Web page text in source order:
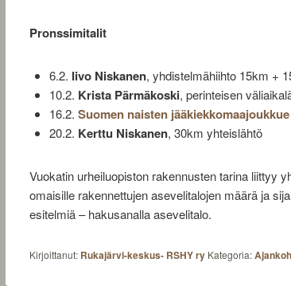
Pronssimitalit
6.2. Iivo Niskanen, yhdistelmähiihto 15km +
10.2. Krista Pärmäkoski, perinteisen
16.2. Suomen naisten jääkiekkomaajoukkue
20.2. Kerttu Niskanen, 30km yhteislähtö
Vuokatin urheiluopiston rakennusten tarina liittyy
omaisille rakennettujen asevelitalojen määrä ja
esitelmiä – hakusanalla asevelitalo.
Kirjoittanut: Rukajärvi-keskus- RSHY ry Kategoria: